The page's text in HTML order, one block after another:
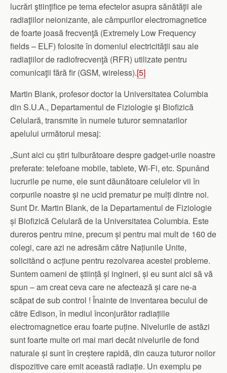
lucrări ştiinţifice pe tema efectelor asupra sănătăţii ale
radiaţiilor neionizante, ale câmpurilor electromagnetice
de foarte joasă frecvenţă (Extremely Low Frequency
fields – ELF) folosite în domeniul electricităţii sau ale
radiaţiilor de radiofrecvenţă (RFR) utilizate pentru
comunicaţii fără fir (GSM, wireless).[5]
Martin Blank, profesor doctor la Universitatea Columbia
din S.U.A., Departamentul de Fiziologie şi Biofizică
Celulară, transmite în numele tuturor semnatarilor
apelului următorul mesaj:
„Sunt aici cu știri tulburătoare despre gadget-urile noastre
preferate: telefoane mobile, tablete, Wi-Fi, etc. Spunând
lucrurile pe nume, ele sunt dăunătoare celulelor vii în
corpurile noastre și ne ucid prematur pe mulți dintre noi.
Sunt Dr. Martin Blank, de la Departamentul de Fiziologie
și Biofizică Celulară de la Universitatea Columbia. Este
dureros pentru mine, precum și pentru mai mult de 160 de
colegi, care azi ne adresăm către Națiunile Unite,
solicitând o acțiune pentru rezolvarea acestei probleme.
Suntem oameni de știință și ingineri, și eu sunt aici să vă
spun – am creat ceva care ne afectează și care ne-a
scăpat de sub control ! Înainte de inventarea becului de
către Edison, în mediul înconjurător radiațiile
electromagnetice erau foarte puține. Nivelurile de astăzi
sunt foarte multe ori mai mari decât nivelurile de fond
naturale și sunt în creștere rapidă, din cauza tuturor noilor
dispozitive care emit această radiație. Un exemplu pe